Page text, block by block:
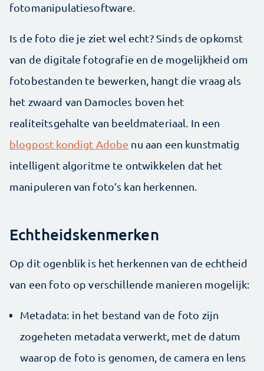
fotomanipulatiesoftware.
Is de foto die je ziet wel echt? Sinds de opkomst
van de digitale fotografie en de mogelijkheid om
fotobestanden te bewerken, hangt die vraag als
het zwaard van Damocles boven het
realiteitsgehalte van beeldmateriaal. In een
blogpost kondigt Adobe nu aan een kunstmatig
intelligent algoritme te ontwikkelen dat het
manipuleren van foto’s kan herkennen.
Echtheidskenmerken
Op dit ogenblik is het herkennen van de echtheid
van een foto op verschillende manieren mogelijk:
Metadata: in het bestand van de foto zijn
zogeheten metadata verwerkt, met de datum
waarop de foto is genomen, de camera en lens